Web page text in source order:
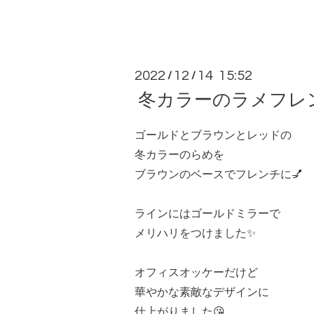
2022 / 12 / 14 15:52
冬カラーのラメフレ
ゴールドとブラウンとレッドの
冬カラーのらめを
ブラウンのベースでフレンチに💅
ラインにはゴールドミラーで
メリハリをつけました✨
オフィスオッケーだけど
華やかな素敵なデザインに
仕上がりました😘